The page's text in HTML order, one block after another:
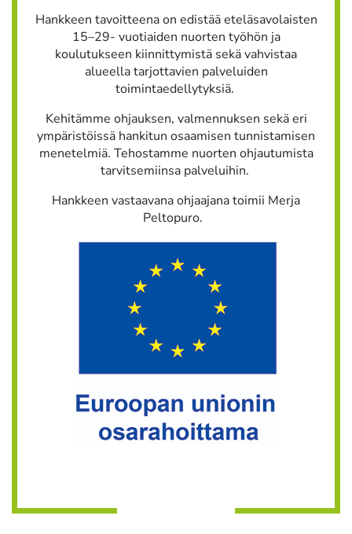
Hankkeen tavoitteena on edistää eteläsavolaisten
15–29- vuotiaiden nuorten työhön ja
koulutukseen kiinnittymistä sekä vahvistaa
alueella tarjottavien palveluiden
toimintaedellytyksiä.
Kehitämme ohjauksen, valmennuksen sekä eri
ympäristöissä hankitun osaamisen tunnistamisen
menetelmiä. Tehostamme nuorten ohjautumista
tarvitsemiinsa palveluihin.
Hankkeen vastaavana ohjaajana toimii Merja
Peltopuro.